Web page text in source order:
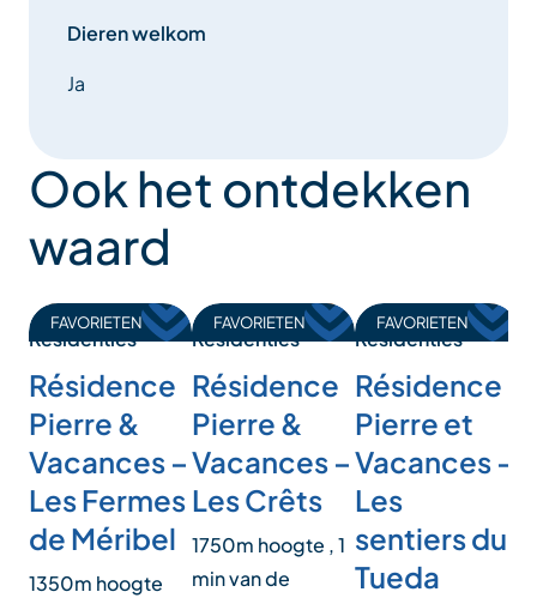
Dieren welkom
Ja
Ook het ontdekken
waard
FAVORIETEN
Residenties
Résidence
Pierre &
Vacances –
Les Fermes
de Méribel
1350m hoogte
FAVORIETEN
Residenties
Résidence
Pierre &
Vacances –
Les Crêts
1750m hoogte , 1
min van de
FAVORIETEN
Residenties
Résidence
Pierre et
Vacances –
Les
sentiers du
Tueda